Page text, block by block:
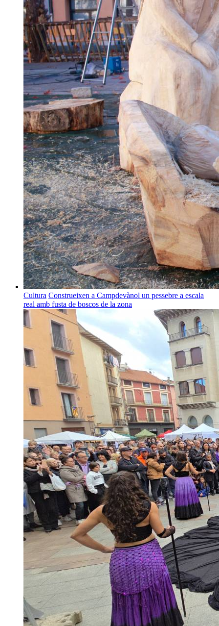
Cultura Construeixen a Campdevànol un pessebre a escala
real amb fusta de boscos de la zona